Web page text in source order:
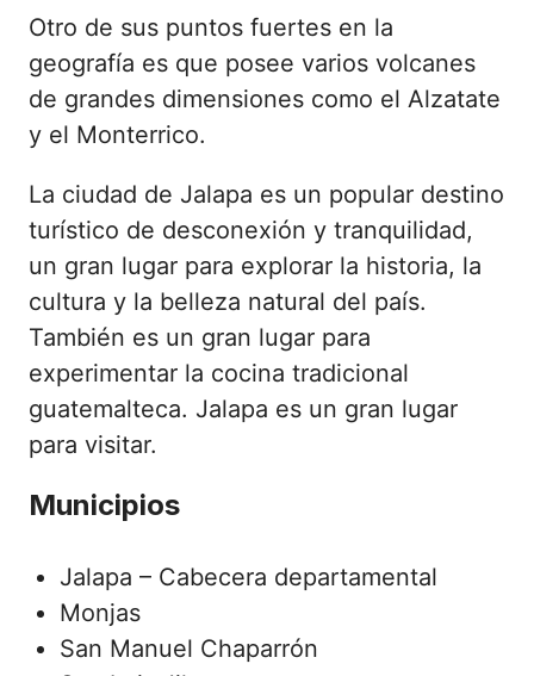
Otro de sus puntos fuertes en la
geografía es que posee varios volcanes
de grandes dimensiones como el Alzatate
y el Monterrico.
La ciudad de Jalapa es un popular destino
turístico de desconexión y tranquilidad,
un gran lugar para explorar la historia, la
cultura y la belleza natural del país.
También es un gran lugar para
experimentar la cocina tradicional
guatemalteca. Jalapa es un gran lugar
para visitar.
Municipios
Jalapa – Cabecera departamental
Monjas
San Manuel Chaparrón